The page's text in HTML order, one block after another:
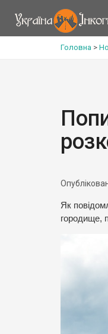
Головна >
Як
городище,